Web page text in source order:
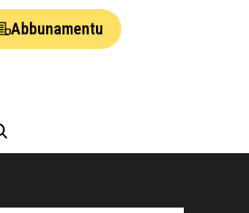
Abbunamentu